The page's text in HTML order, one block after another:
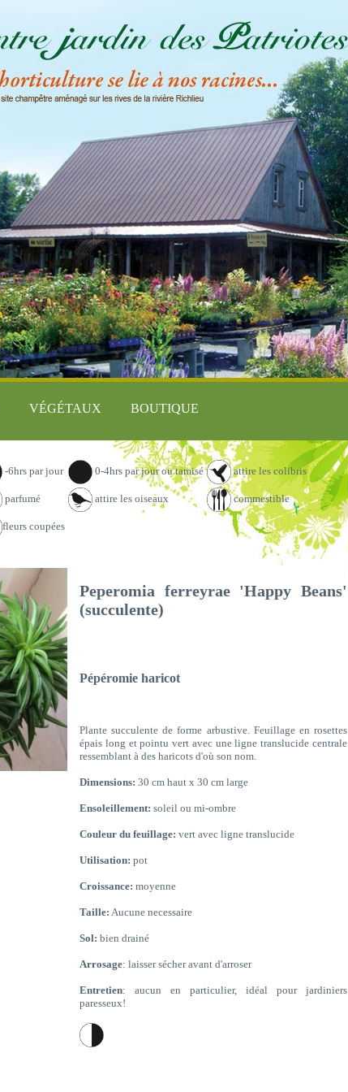
VÉGÉTAUX BOUTIQUE
-6hrs par jour 0-4hrs par jour ou tamisé attire les colibris
parfumé attire les oiseaux commestible
fleurs coupées
Peperomia ferreyrae 'Happy Beans'
(succulente)
Pépéromie haricot
Plante succulente de forme arbustive. Feuillage en rosettes
épais long et pointu vert avec une ligne translucide centrale
ressemblant à des haricots d'où son nom.
Dimensions: 30 cm haut x 30 cm large
Ensoleillement: soleil ou mi-ombre
Couleur du feuillage: vert avec ligne translucide
Utilisation: pot
Croissance: moyenne
Taille: Aucune necessaire
Sol: bien drainé
Arrosage: laisser sécher avant d'arroser
Entretien: aucun en particulier, idéal pour jardiniers
paresseux!